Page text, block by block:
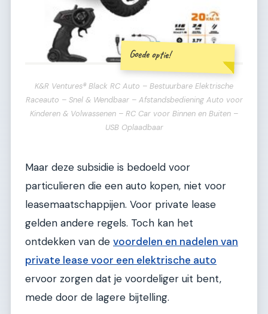
Goede optie!
K&R Ventures® Black RC Auto – Bestuurbare Elektrische
Raceauto – Snel & Wendbaar – Afstandsbediening Auto voor
Kinderen & Volwassenen – RC Car voor Binnen en Buiten –
USB Oplaadbaar
Maar deze subsidie is bedoeld voor
particulieren die een auto kopen, niet voor
leasemaatschappijen. Voor private lease
gelden andere regels. Toch kan het
ontdekken van de voordelen en nadelen van
private lease voor een elektrische auto
ervoor zorgen dat je voordeliger uit bent,
mede door de lagere bijtelling.